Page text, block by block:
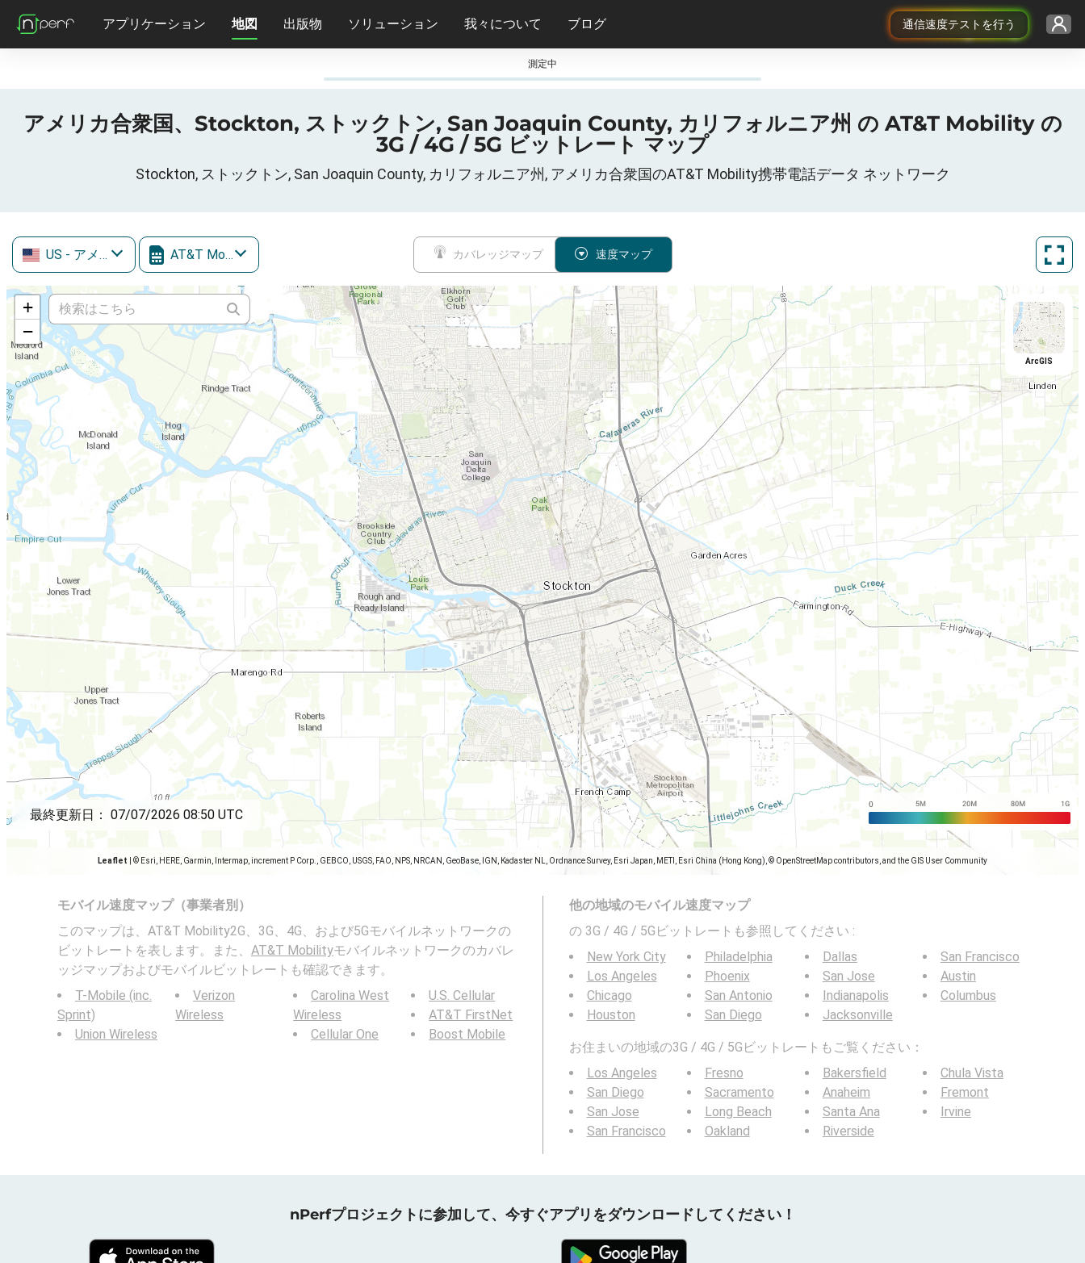
通信速度テストを行う
アプリケーション 地図 出版物 ソリューション 我々について ブログ
測定中
アメリカ合衆国、Stockton, ストックトン, San Joaquin County, カリフォルニア州 の AT&T Mobility の
3G / 4G / 5G ビットレート マップ
Stockton, ストックトン, San Joaquin County, カリフォルニア州, アメリカ合衆国のAT&T Mobility携帯電話データ ネットワーク
US - アメリカ合衆国 AT&T Mobility カバレッジマップ 速度マップ
+
−
Leaflet © Esri, HERE, Garmin, Intermap, increment P Corp., GEBCO, USGS, FAO, NPS, NRCAN, GeoBase, IGN, Kadaster NL, Ordnance Survey, Esri Japan, METI, Esri China (Hong Kong), © OpenStreetMap contributors, and the GIS User Community
ArcGIS
最終更新日： 07/07/2026 08:50 UTC
モバイル速度マップ（事業者別）
このマップは、AT&T Mobility2G、3G、4G、および5Gモバイルネットワークの
ビットレートを表します。また、 AT&T Mobilityモバイルネットワークのカバレ
ッジマップおよびモバイルビットレートも確認できます。
T-Mobile (inc.
Sprint)
Union Wireless
Verizon
Wireless
Carolina West
Wireless
Cellular One
U.S. Cellular
AT&T FirstNet
Boost Mobile
他の地域のモバイル速度マップ
の 3G / 4G / 5Gビットレートも参照してください :
New York City
Los Angeles
Chicago
Houston
Philadelphia
Phoenix
San Antonio
San Diego
Dallas
San Jose
Indianapolis
Jacksonville
San Francisco
Austin
Columbus
お住まいの地域の3G / 4G / 5Gビットレートもご覧ください：
Los Angeles
San Diego
San Jose
San Francisco
Fresno
Sacramento
Long Beach
Oakland
Bakersfield
Anaheim
Santa Ana
Riverside
Chula Vista
Fremont
Irvine
nPerfプロジェクトに参加して、今すぐアプリをダウンロードしてください！